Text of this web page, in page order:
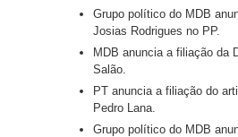
Grupo político do MDB
Josias Rodrigues no PP.
MDB anuncia a filiação da
Salão.
PT anuncia a filiação do
Pedro Lana.
Grupo político do MDB